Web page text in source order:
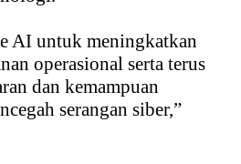
AI untuk meningkatkan
operasional serta terus
dan kemampuan
serangan siber,”